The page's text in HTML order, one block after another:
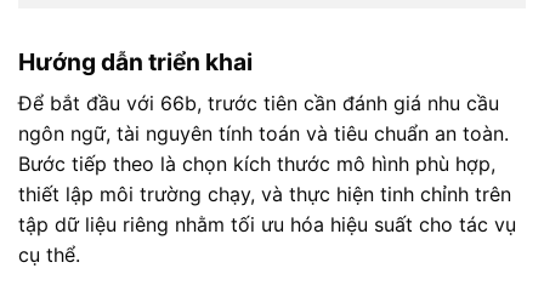
Hướng dẫn triển khai
Để bắt đầu với 66b, trước tiên cần đánh giá nhu cầu
ngôn ngữ, tài nguyên tính toán và tiêu chuẩn an toàn.
Bước tiếp theo là chọn kích thước mô hình phù hợp,
thiết lập môi trường chạy, và thực hiện tinh chỉnh trên
tập dữ liệu riêng nhằm tối ưu hóa hiệu suất cho tác vụ
cụ thể.